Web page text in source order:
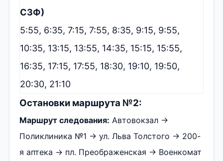
СЗФ)
5:55, 6:35, 7:15, 7:55, 8:35, 9:15, 9:55,
10:35, 13:15, 13:55, 14:35, 15:15, 15:55,
16:35, 17:15, 17:55, 18:30, 19:10, 19:50,
20:30, 21:10
Остановки маршрута №2:
Маршрут следования: Автовокзал →
Поликлиника №1 → ул. Льва Толстого → 200-
я аптека → пл. Преображенская → Военкомат